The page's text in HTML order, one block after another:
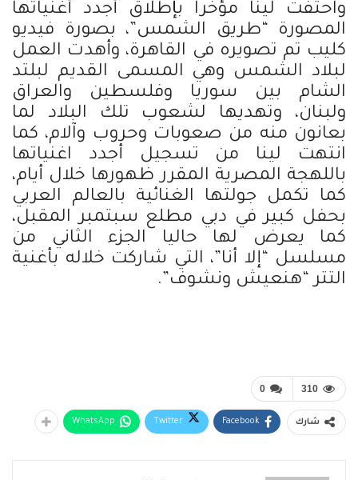
واحتفت لينا مؤخرا بإطلاق أجدد أغنياتها
المصورة “طريق الشمس”، بصورة فيديو
كليب تم تصويره في القاهرة، وأهدت العمل
لبلاد الشمس وهي المسمى القديم لبلتد
الشام بين سوريا وفلسطين والعراق
ولبنان، وتهديها لشعوب تلك البلاد لما
بعانون منه من صعوبات وحروب وآلام، كما
انتهت لينا من تسجيل أجدد اغنياتها
باللهجة المصرية المقرر ظهورها خلال أيام،
كما تكمل جولتها الغنائية بالعالم العربي
بحفل كبير في دبي مطلع سبتمبر المقبل،
كما يعرض لها حاليا الجزء الثاني من
مسلسل “إلا أنا”، التي شاركت خلاله بأغنية
التتر “هنعيش ونشوف”.
0 310
شارك Facebook
Twitter
WhatsApp